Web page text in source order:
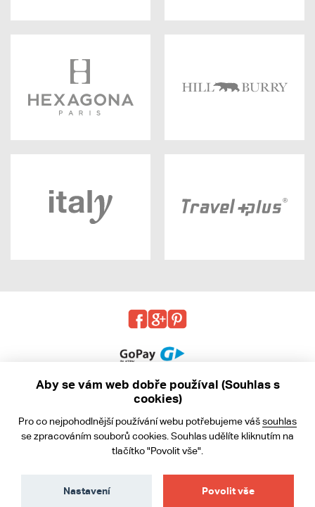
Obchodní podmínky
Ochrana osobních údajů
Aby se vám web dobře používal (Souhlas s
cookies)
Pro co nejpohodlnější používání webu potřebujeme vášsouhlas
se zpracováním souborů cookies. Souhlas udělíte kliknutím na
tlačítko "Povolit vše".
Povolit vše
Nastavení